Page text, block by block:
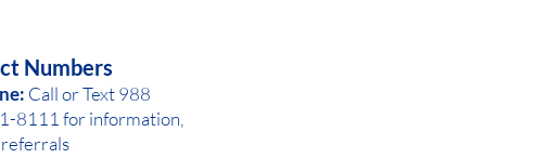
Numbers
Call or Text 988
81 11 for information,
referrals